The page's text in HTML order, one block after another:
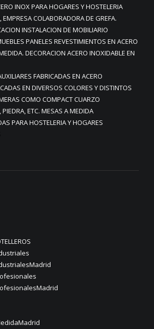
INOX PARA HOGARES Y HOSTELERIA
COLABORADORA DE GREFA.
INSTALACION DE MOBILIARIO
PANELES REVESTIMIENTOS EN ACERO
DECORACION ACERO INOXIDABLE EN
FABRICADAS EN ACERO
EN DIVERSOS COLORES Y DISTINTOS
COMO COMPACT CUARZO
ETC. MESAS A MEDIDA
PARA HOSTELERIA Y HOGARES